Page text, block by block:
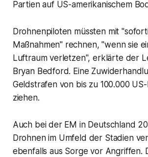
Partien auf US-amerikanischem
Drohnenpiloten müssten mit
Maßnahmen" rechnen, "wenn sie
Luftraum verletzen", erklärte der
Bryan Bedford. Eine
Geldstrafen von bis zu 100.000
ziehen.
Auch bei der EM in Deutschland
Drohnen im Umfeld der Stadien
ebenfalls aus Sorge vor Angriffen.